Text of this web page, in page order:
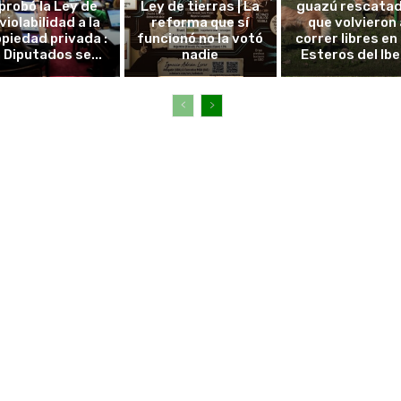
la Ley de
a la
privada :
Diputados se...
Ley de tierras | La
reforma que sí
funcionó no la votó
nadie
guazú
que volvieron
correr libres en
Esteros del